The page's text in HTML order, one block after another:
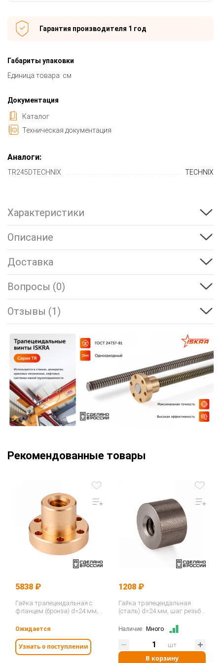
Гарантия производителя 1 год
Габариты упаковки
Единица товара: см
Документация
Каталог
Техническая документация
Аналоги:
TR245DTECHNIX TECHNIX
Характеристики
Описание
Доставка
Вопросы (0)
Отзывы (1)
Рекомендованные товары
5838 ₽
Гайка трапецеидальная с
фланцем (бронза) d=24 мм,
резьба), BFM 24-5-D…
Ожидается
Узнать о поступлении
1208 ₽
Гайка трапецеидальная
(сталь) d=24 мм, шаг резьбы
5-D…
Наличие: Много
В корзину
шт